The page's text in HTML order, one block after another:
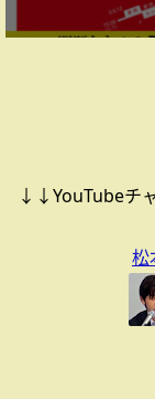
↓↓YouTubeチャ
松